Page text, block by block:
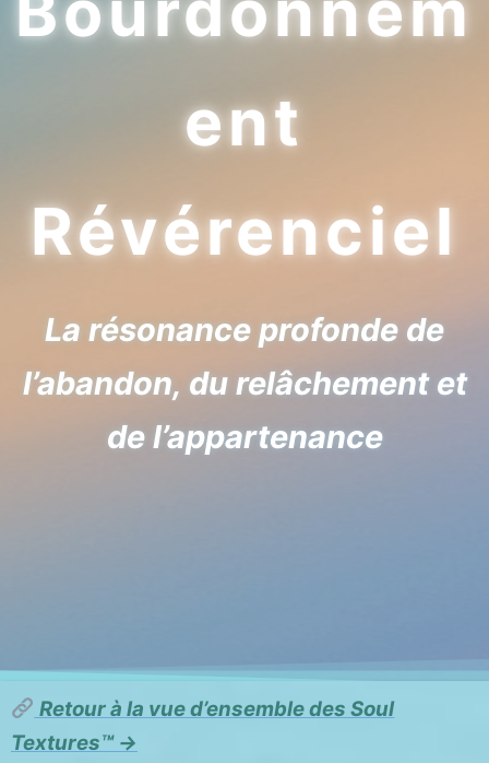
ent
Révérenciel
La résonance profonde de
l’abandon, du relâchement et
de l’appartenance
Retour à la vue d’ensemble des Soul
Textures™ →